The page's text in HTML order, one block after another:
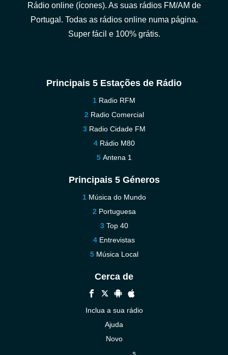
Rádio online (ícones). As suas rádios FM/AM de
Portugal. Todas as rádios online numa página.
Super fácil e 100% grátis.
Principais 5 Estações de Rádio
Radio RFM
Radio Comercial
Radio Cidade FM
Rádio M80
Antena 1
Principais 5 Géneros
Música do Mundo
Portuguesa
Top 40
Entrevistas
Música Local
Cerca de
Inclua a sua rádio
Ajuda
Novo
Contacte-nos